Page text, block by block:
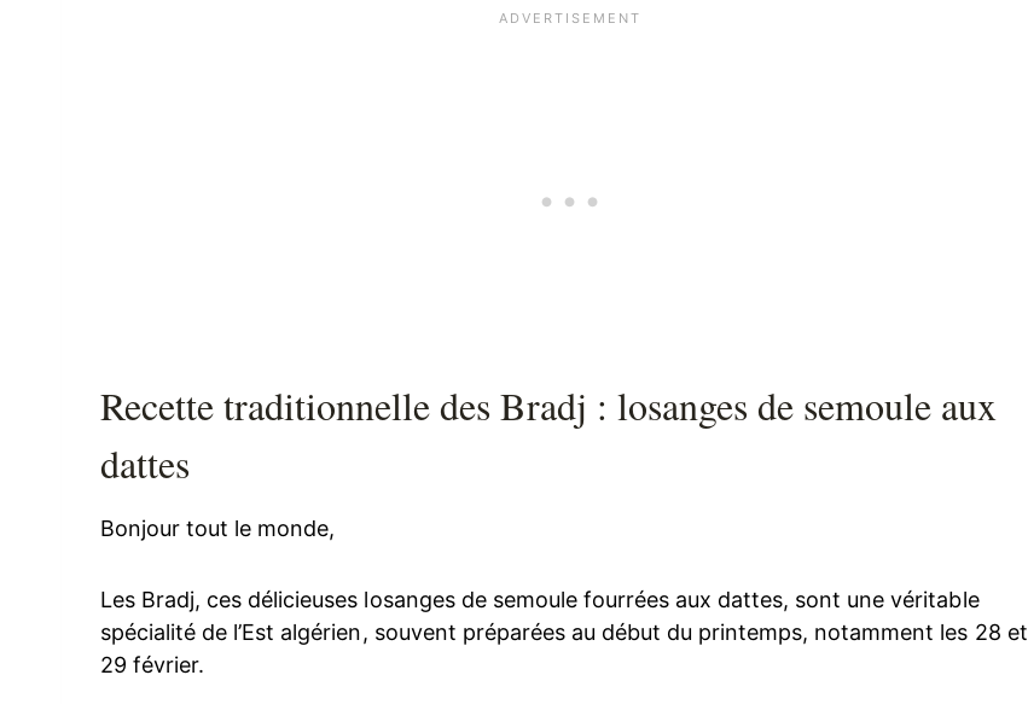
Recette traditionnelle des Bradj : losanges de semoule aux
dattes
Bonjour tout le monde,
Les Bradj, ces délicieuses losanges de semoule fourrées aux dattes, sont une véritable
spécialité de l’Est algérien, souvent préparées au début du printemps, notamment les 28 et
29 février.